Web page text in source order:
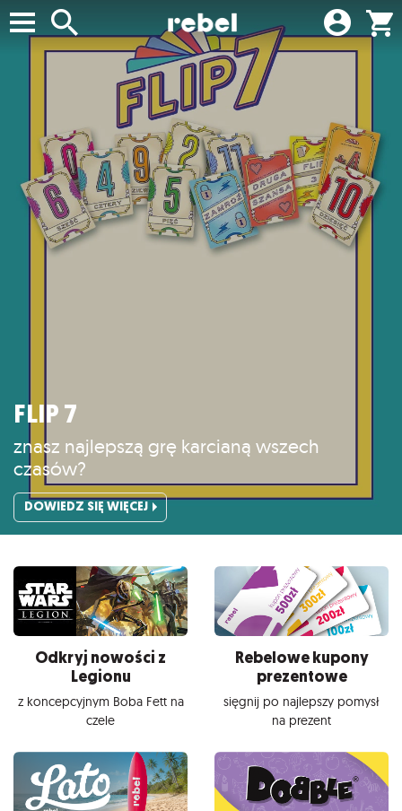
FLIP 7
znasz najlepszą grę karcianą wszech
czasów?
DOWIEDZ SIĘ WIĘCEJ
Odkryj nowości z
Legionu
z koncepcyjnym Boba Fett na
czele
Rebelowe kupony
prezentowe
sięgnij po najlepszy pomysł
na prezent